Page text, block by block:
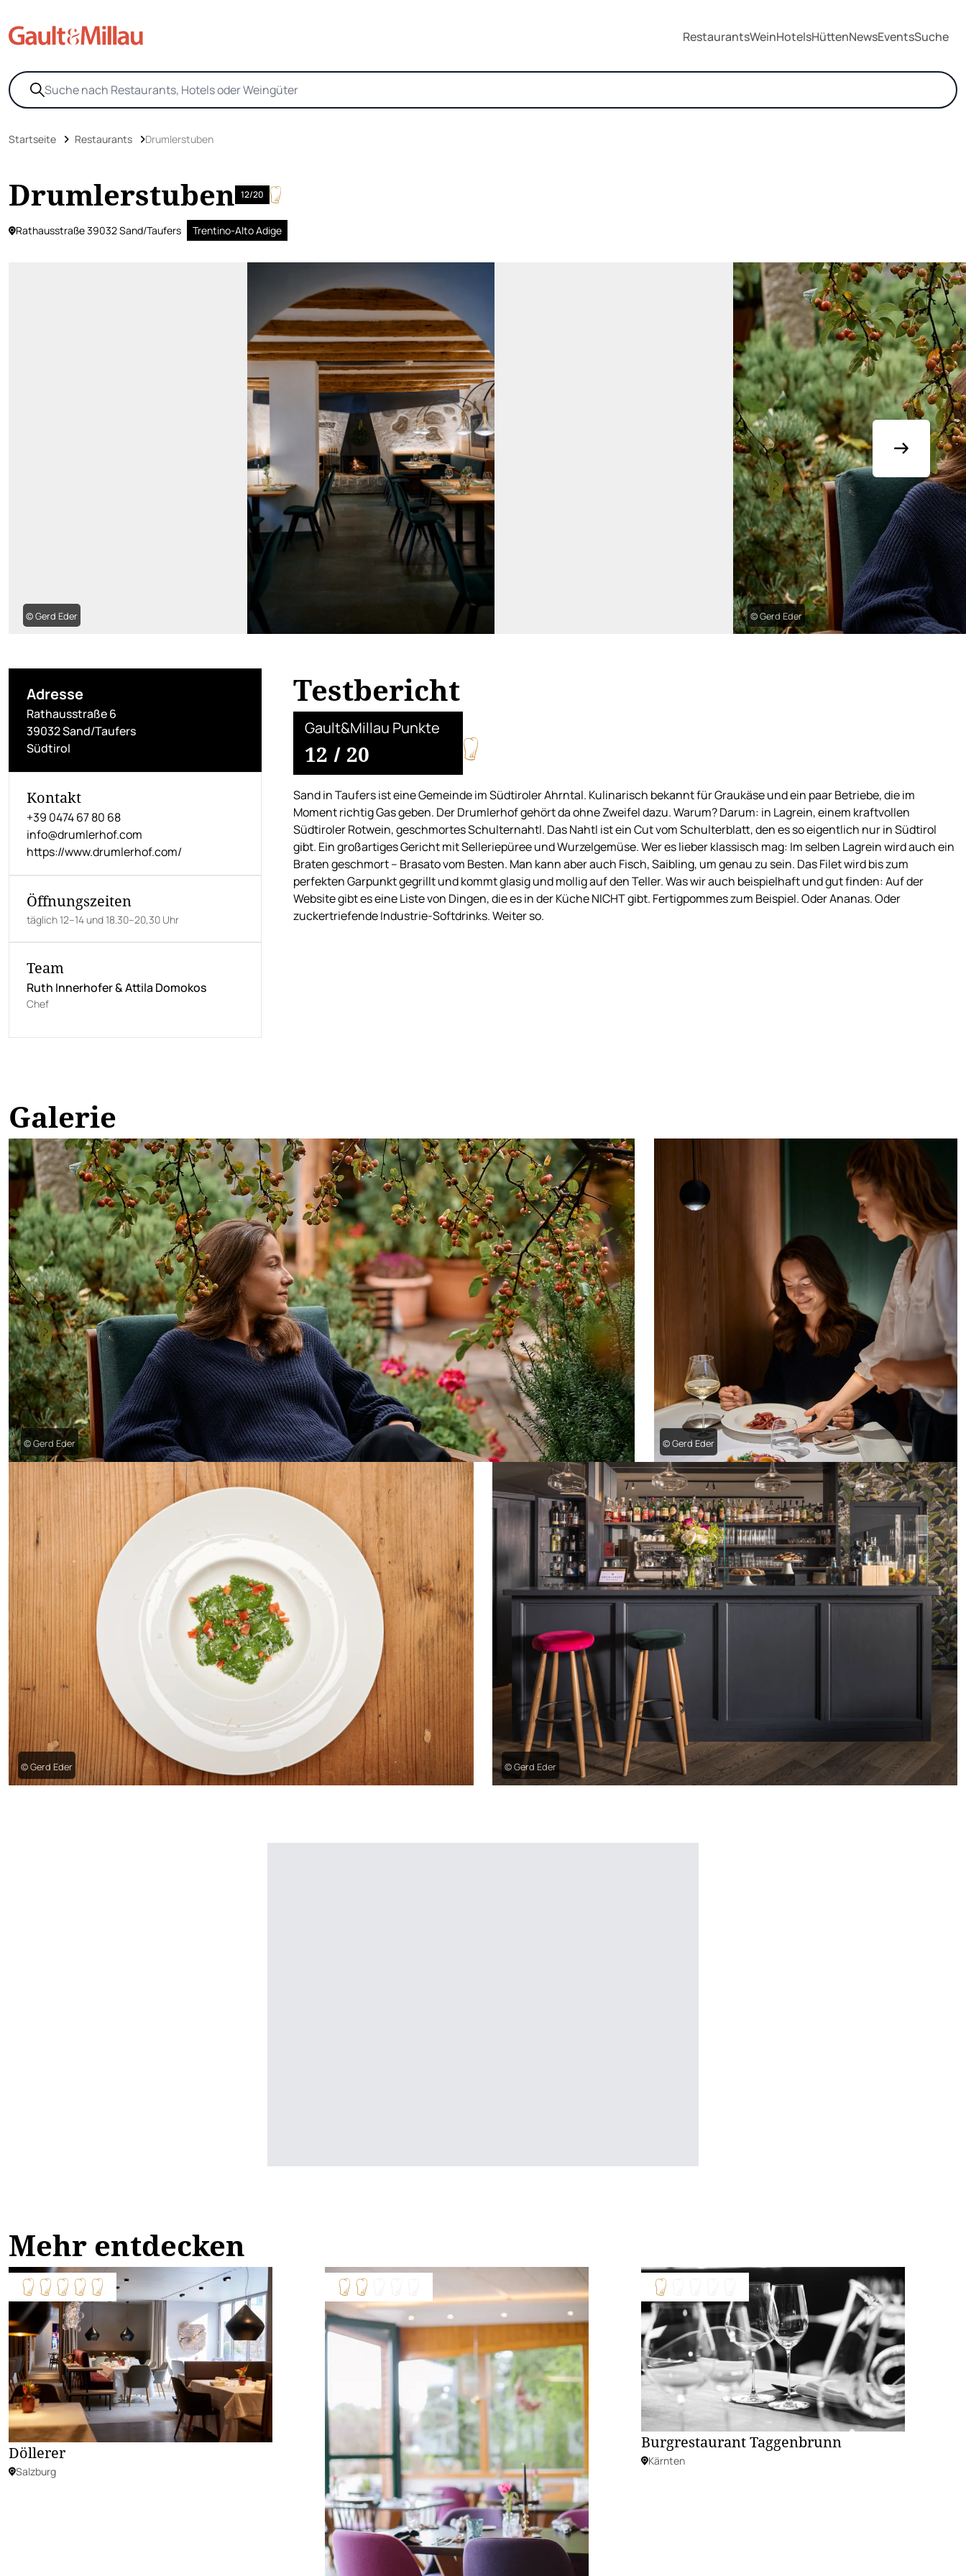
RestaurantsWeinHotelsHüttenNewsEventsSuche
Startseite Restaurants Drumlerstuben
Drumlerstuben 12/20
Rathausstraße 39032 Sand/Taufers Trentino-Alto Adige
© Gerd Eder © Gerd Eder
Adresse
Rathausstraße 6
39032 Sand/Taufers
Südtirol
Kontakt
+39 0474 67 80 68
info@drumlerhof.com
https://www.drumlerhof.com/
Öffnungszeiten
täglich 12–14 und 18.30–20,30 Uhr
Team
Ruth Innerhofer & Attila Domokos
Chef
Testbericht
Gault&Millau Punkte
12 / 20
Sand in Taufers ist eine Gemeinde im Südtiroler Ahrntal. Kulinarisch bekannt für Graukäse und ein paar Betriebe, die im
Moment richtig Gas geben. Der Drumlerhof gehört da ohne Zweifel dazu. Warum? Darum: in Lagrein, einem kraftvollen
Südtiroler Rotwein, geschmortes Schulternahtl. Das Nahtl ist ein Cut vom Schulterblatt, den es so eigentlich nur in Südtirol
gibt. Ein großartiges Gericht mit Selleriepüree und Wurzelgemüse. Wer es lieber klassisch mag: Im selben Lagrein wird auch ein
Braten geschmort – Brasato vom Besten. Man kann aber auch Fisch, Saibling, um genau zu sein. Das Filet wird bis zum
perfekten Garpunkt gegrillt und kommt glasig und mollig auf den Teller. Was wir auch beispielhaft und gut finden: Auf der
Website gibt es eine Liste von Dingen, die es in der Küche NICHT gibt. Fertigpommes zum Beispiel. Oder Ananas. Oder
zuckertriefende Industrie-Softdrinks. Weiter so.
Galerie
© Gerd Eder © Gerd Eder
© Gerd Eder © Gerd Eder
Mehr entdecken
Döllerer
Salzburg
Burgrestaurant Taggenbrunn
Kärnten